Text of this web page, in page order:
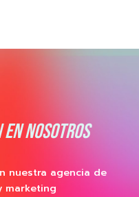
NOSOTROS
nuestra agencia de
marketing